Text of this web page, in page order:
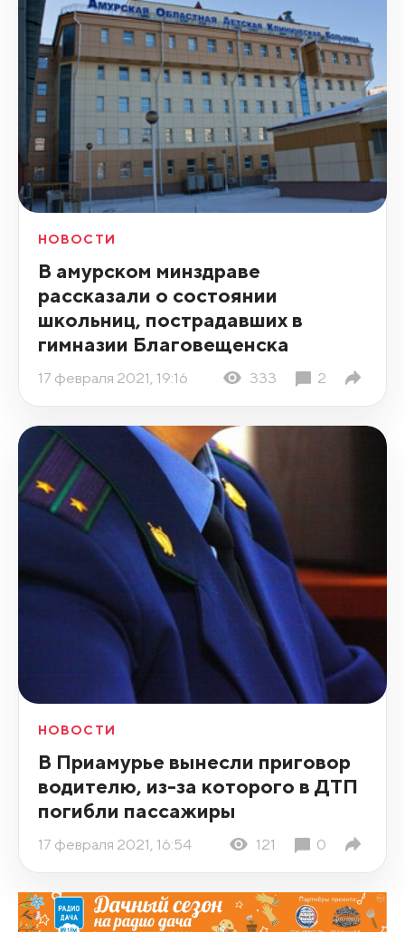
НОВОСТИ
В амурском минздраве
рассказали о состоянии
школьниц, пострадавших в
гимназии Благовещенска
17 февраля 2021, 19:16 333 2
НОВОСТИ
В Приамурье вынесли приговор
водителю, из-за которого в ДТП
погибли пассажиры
17 февраля 2021, 16:54 121 0